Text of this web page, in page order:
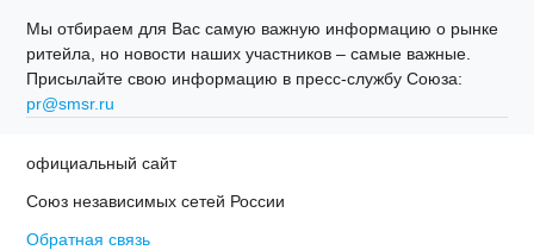
Мы отбираем для Вас самую важную информацию о рынке
ритейла, но новости наших участников – самые важные.
Присылайте свою информацию в пресс-службу Союза:
pr@smsr.ru
официальный сайт
Союз независимых сетей России
Обратная связь